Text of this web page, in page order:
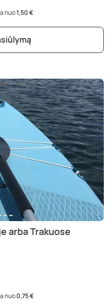
nuo1,50 €
arba Trakuose
nuo0,75 €